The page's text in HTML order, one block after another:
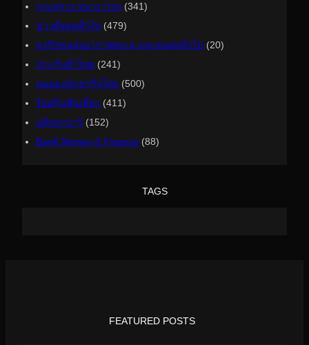
กระทรวง ทบวง กรม (341)
ข่าวสังคมทั่วไป (479)
ธุรกิจขนส่งอากาศทะเล และขนส่งทั่วไป (20)
ประกันทั่วไทย (241)
มุมมองนักธุรกิจไทย (500)
ร้อยกินพันเที่ยว (411)
อสังหาน่ารู้ (152)
ฺBanK Money & Finance (88)
TAGS
FEATURED POSTS